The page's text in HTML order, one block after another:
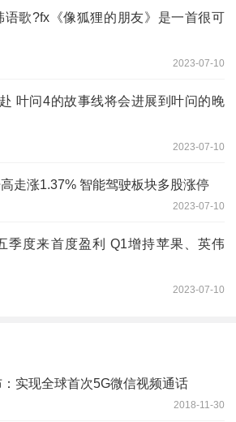
语歌?fx《像狐狸的朋友》是一首很可
2023-07-10
叶问4的故事线将会进展到叶问的晚
2023-07-10
走涨1.37% 智能驾驶板块多股涨停
2023-07-10
季度来首度盈利 Q1增持苹果、英伟
2023-07-10
实现全球首次5G微信视频通话
2018-11-30